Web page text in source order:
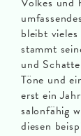
bleibt
stammt
und
Töne und
erst ein
salonfähig
diesen